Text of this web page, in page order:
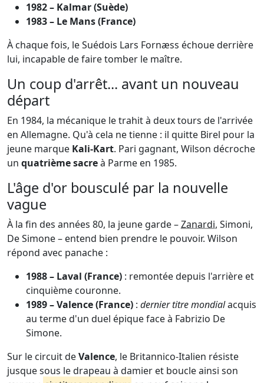
1982 – Kalmar (Suède)
1983 – Le Mans (France)
À chaque fois, le Suédois Lars Fornæss échoue derrière
lui, incapable de faire tomber le maître.
Un coup d'arrêt... avant un nouveau
départ
En 1984, la mécanique le trahit à deux tours de l'arrivée
en Allemagne. Qu'à cela ne tienne : il quitte Birel pour la
jeune marque Kali-Kart. Pari gagnant, Wilson décroche
un quatrième sacreà Parme en 1985.
L'âge d'or bousculé par la nouvelle
vague
À la fin des années 80, la jeune garde –Zanardi, Simoni,
De Simone – entend bien prendre le pouvoir. Wilson
répond avec panache :
1988 – Laval (France) : remontée depuis l'arrière et
cinquième couronne.
1989 – Valence (France) : dernier titre mondialacquis
au terme d'un duel épique face à Fabrizio De
Simone.
Sur le circuit deValence, le Britannico-Italien résiste
jusque sous le drapeau à damier et boucle ainsi son